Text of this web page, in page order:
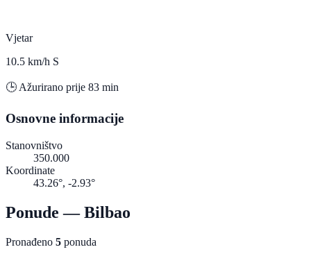
Vjetar
10.5 km/h S
🕒 Ažurirano prije 83 min
Osnovne informacije
Stanovništvo
350.000
Koordinate
43.26°, -2.93°
Ponude — Bilbao
Pronađeno 5 ponuda